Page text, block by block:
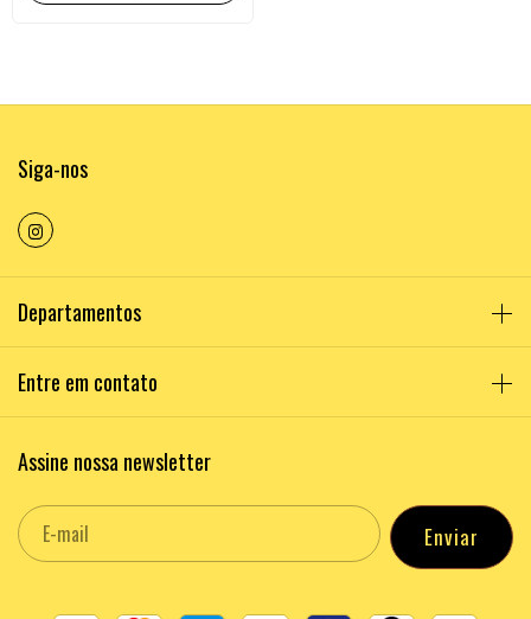
Siga-nos
Departamentos
Entre em contato
Assine nossa newsletter